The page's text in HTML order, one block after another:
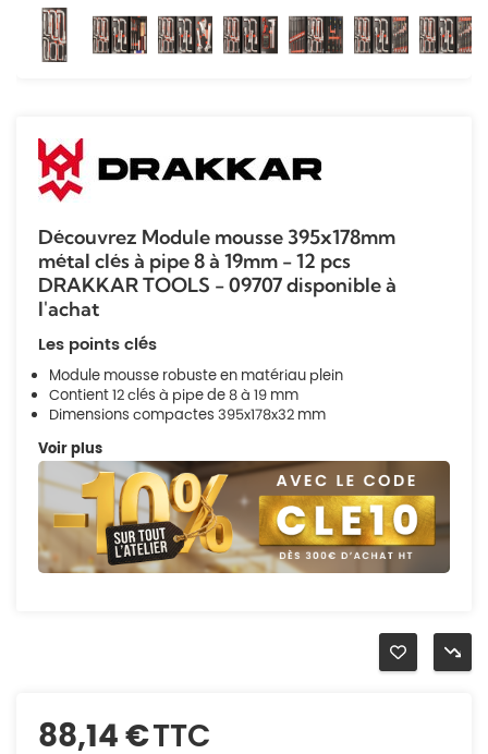
Découvrez Module mousse 395x178mm
métal clés à pipe 8 à 19mm - 12 pcs
DRAKKAR TOOLS - 09707 disponible à
l'achat
Les points clés
Module mousse robuste en matériau plein
Contient 12 clés à pipe de 8 à 19 mm
Dimensions compactes 395x178x32 mm
Voir plus
88,14 €TTC